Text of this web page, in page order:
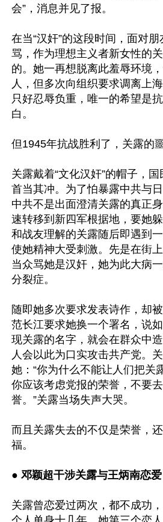
会”，消息并见了报。
在当“汉奸”的这段时间，面对
骂，作为理想主义者新女性的
的。她一再想脱离此羞辱环境
人，但多次向组织要求调离上
只好忍辱负重，唯一的希望是
白。
但1945年抗战胜利了，关露的
关露戴着“文化汉奸”的帽子，
首当其冲。为了怕暴露中共与
中共不是出面澄清关露的真正
速转移到新四军根据地，要她
和战友理解的关露随后即遇到
使她精神大受刺激。先是在街
当众骂她是汉奸，她为此大病
分裂症。
随即她多次要求发表诗作，却
范长江要求她换一个署名，说
现关露的名字，就会在群众中
人会以此为口实攻击共产党。
她：“你为什么不能让人们把关
你应该考虑党报的荣誉，不要
誉。”关露当场失声大哭。
而且关露失去的不仅是荣誉，
福。
● 邓颖超干涉关露与王炳南恋爱
关露曾恋爱过两次，都不成功